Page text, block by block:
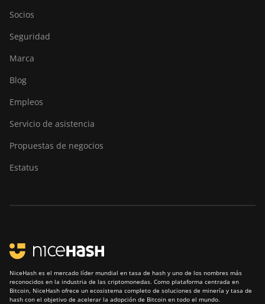
Socios
Seguridad
Marca
Blog
Empleos
Servicio de asistencia
Propuestas de negocios
Estatus
NiceHash es el mercado líder mundial en tasa de hash y uno de los nombres más
reconocidos en la industria de las criptomonedas. Como plataforma centrada en
Bitcoin, NiceHash ofrece un ecosistema completo de soluciones de minería y tasa de
hash con el objetivo de acelerar la adopción de Bitcoin en todo el mundo.